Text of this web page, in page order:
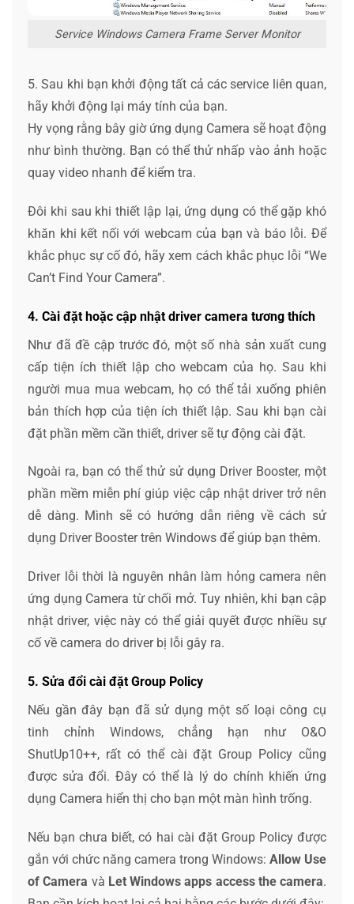
Service Windows Camera Frame Server Monitor
5. Sau khi bạn khởi động tất cả các service liên quan,
hãy khởi động lại máy tính của bạn.
Hy vọng rằng bây giờ ứng dụng Camera sẽ hoạt động
như bình thường. Bạn có thể thử nhấp vào ảnh hoặc
quay video nhanh để kiểm tra.
Đôi khi sau khi thiết lập lại, ứng dụng có thể gặp khó
khăn khi kết nối với webcam của bạn và báo lỗi. Để
khắc phục sự cố đó, hãy xem cách khắc phục lỗi “We
Can’t Find Your Camera”.
4. Cài đặt hoặc cập nhật driver camera tương thích
Như đã đề cập trước đó, một số nhà sản xuất cung
cấp tiện ích thiết lập cho webcam của họ. Sau khi
người mua mua webcam, họ có thể tải xuống phiên
bản thích hợp của tiện ích thiết lập. Sau khi bạn cài
đặt phần mềm cần thiết, driver sẽ tự động cài đặt.
Ngoài ra, bạn có thể thử sử dụng Driver Booster, một
phần mềm miễn phí giúp việc cập nhật driver trở nên
dễ dàng. Mình sẽ có hướng dẫn riêng về cách sử
dụng Driver Booster trên Windows để giúp bạn thêm.
Driver lỗi thời là nguyên nhân làm hỏng camera nên
ứng dụng Camera từ chối mở. Tuy nhiên, khi bạn cập
nhật driver, việc này có thể giải quyết được nhiều sự
cố về camera do driver bị lỗi gây ra.
5. Sửa đổi cài đặt Group Policy
Nếu gần đây bạn đã sử dụng một số loại công cụ
tinh chỉnh Windows, chẳng hạn như O&O
ShutUp10++, rất có thể cài đặt Group Policy cũng
được sửa đổi. Đây có thể là lý do chính khiến ứng
dụng Camera hiển thị cho bạn một màn hình trống.
Nếu bạn chưa biết, có hai cài đặt Group Policy được
gắn với chức năng camera trong Windows: Allow Use
of Camera và Let Windows apps access the camera.